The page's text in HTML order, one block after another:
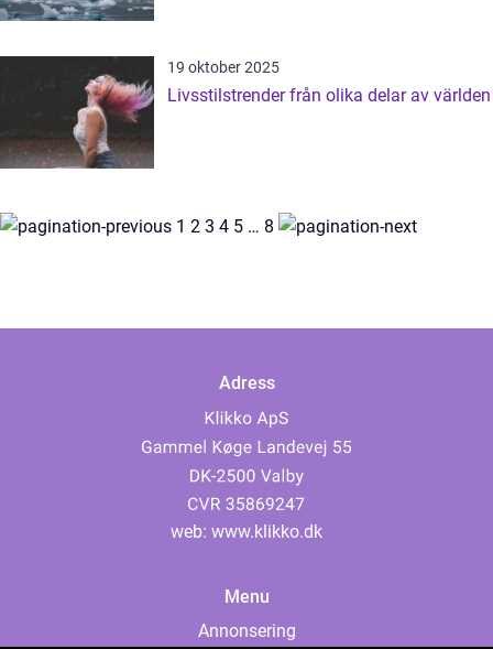
19 oktober 2025
Livsstilstrender från olika delar av världen
1 2 3 4 5 … 8
Adress
web: www.klikko.dk
Menu
Annonsering